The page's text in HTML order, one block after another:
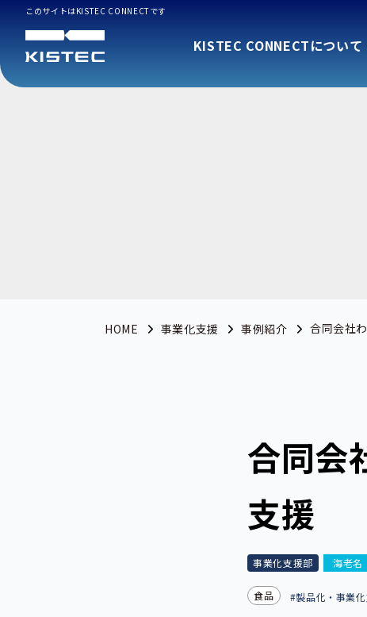
このサイトはKISTEC CONNECTです
KISTEC CONNECTについて
HOME 事業化支援 事例紹介 合同会社
合同会
支援
事業化支援部 海老名
食品 #製品化・事業